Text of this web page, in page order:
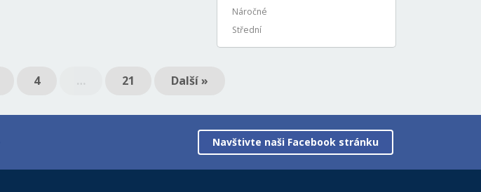
Náročné
Střední
4 … 21 Další »
Navštivte naši Facebook stránku